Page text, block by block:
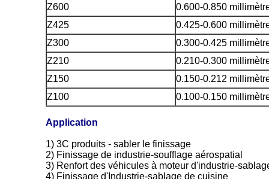
Z600
0.600-0.850
Z425
0.425-0.600
Z300
0.300-0.425
Z210
0.210-0.300
Z150
0.150-0.212
Z100
0.100-0.150
Application
1) 3C produits - sabler le finissage
2) Finissage de industrie-soufflage aérospatial
3) Renfort des véhicules à moteur d'industrie-
4) Finissage d'Industrie-sablage de cuisine